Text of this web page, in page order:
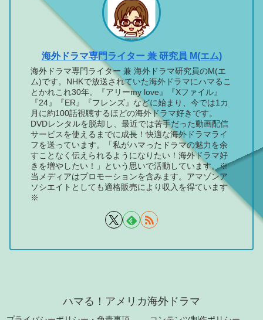
海外ドラマ専門ライター 兼 研究員 M(エム)
海外ドラマ専門ライター 兼 海外ドラマ研究員のM(エ
ム)です。NHKで放送されていた海外ドラマにハマるこ
とかれこれ30年。『アリーmy love』『Xファイル』
『24』『ER』『フレンズ』などに始まり、今では1カ
月に約100話視聴するほどの海外ドラマ好きです。
DVDレンタルを脱却し、最近では苦手だった動画配信
サービスを使えるまでに成長！快適な海外ドラマライ
フを送っています。「私がハマったドラマの魅力を余
すことなく伝えられるようになりたい！海外ドラマ好
きを増やしたい！」という思いで活動しています。※
当メディアはプロモーションを含みます。アマゾンア
ソシエイトとしても適格販売により収入を得ています
※
ハマる！アメリカ海外ドラマ